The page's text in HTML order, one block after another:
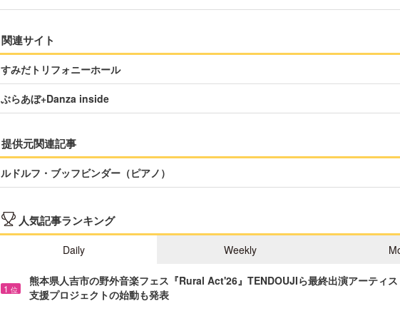
関連サイト
すみだトリフォニーホール
ぶらあぼ+Danza inside
提供元関連記事
ルドルフ・ブッフビンダー（ピアノ）
人気記事ランキング
Daily Weekly
1 位
熊本県人吉市の野外音楽フェス『Rural Act'26』TENDOUJIら最終出演アーティ
支援プロジェクトの始動も発表